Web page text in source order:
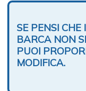
SE PENSI
BARCA NON
PUOI
MODIFICA.